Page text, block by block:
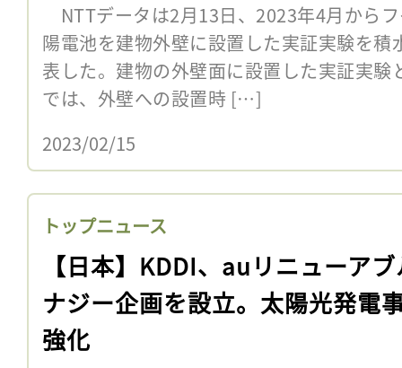
NTTデータは2月13日、2023年4月から
陽電池を建物外壁に設置した実証実験を
表した。建物の外壁面に設置した実証実
では、外壁への設置時 […]
2023/02/15
トップニュース
【日本】KDDI、auリニューア
ナジー企画を設立。太陽光発電
強化